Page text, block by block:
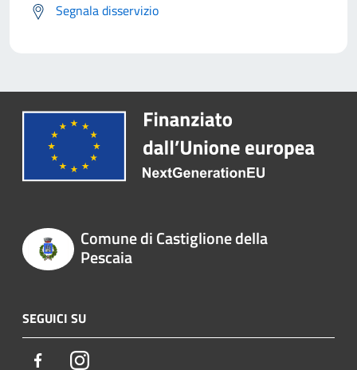
Segnala disservizio
Comune di Castiglione della
Pescaia
SEGUICI SU
FacebookInstagram